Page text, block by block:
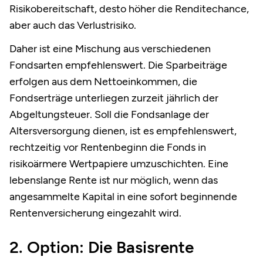
Risikobereitschaft, desto höher die Renditechance,
aber auch das Verlustrisiko.
Daher ist eine Mischung aus verschiedenen
Fondsarten empfehlenswert. Die Sparbeiträge
erfolgen aus dem Nettoeinkommen, die
Fondserträge unterliegen zurzeit jährlich der
Abgeltungsteuer. Soll die Fondsanlage der
Altersversorgung dienen, ist es empfehlenswert,
rechtzeitig vor Rentenbeginn die Fonds in
risikoärmere Wertpapiere umzuschichten. Eine
lebenslange Rente ist nur möglich, wenn das
angesammelte Kapital in eine sofort beginnende
Rentenversicherung eingezahlt wird.
2. Option: Die Basisrente